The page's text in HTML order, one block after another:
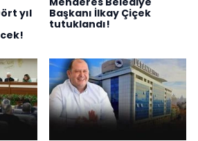
yıl
Başkanı İlkay Çiçek
tutuklandı!